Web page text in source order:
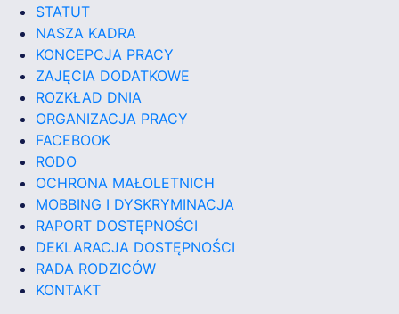
STATUT
NASZA KADRA
KONCEPCJA PRACY
ZAJĘCIA DODATKOWE
ROZKŁAD DNIA
ORGANIZACJA PRACY
FACEBOOK
RODO
OCHRONA MAŁOLETNICH
MOBBING I DYSKRYMINACJA
RAPORT DOSTĘPNOŚCI
DEKLARACJA DOSTĘPNOŚCI
RADA RODZICÓW
KONTAKT